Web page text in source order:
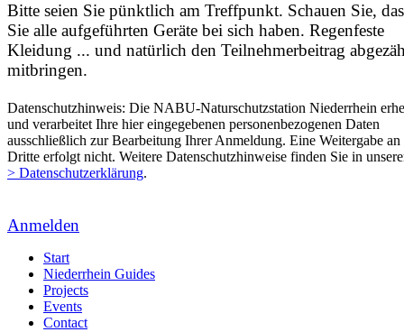
Bitte seien Sie pünktlich am Treffpunkt. Schauen Sie,
Sie alle aufgeführten Geräte bei sich haben. Regenfeste
Kleidung ... und natürlich den Teilnehmerbeitrag
mitbringen.
Datenschutzhinweis: Die NABU-Naturschutzstation Niederrhein
und verarbeitet Ihre hier eingegebenen personenbezogenen Daten
ausschließlich zur Bearbeitung Ihrer Anmeldung. Eine Weitergabe an
Dritte erfolgt nicht. Weitere Datenschutzhinweise finden Sie in
> Datenschutzerklärung.
Anmelden
Start
Niederrhein Guides
Projects
Events
Contact